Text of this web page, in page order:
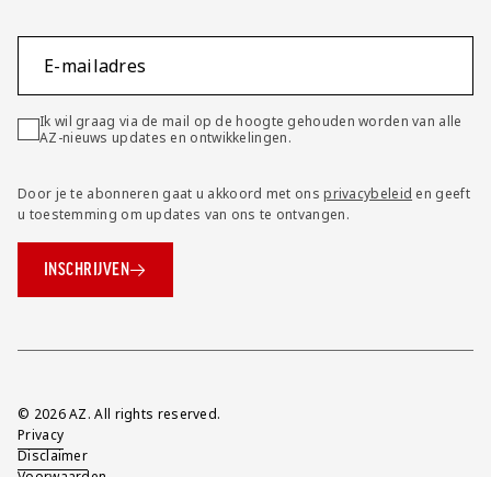
E-mailadres
Ik wil graag via de mail op de hoogte gehouden worden van alle
AZ-nieuws updates en ontwikkelingen.
Door je te abonneren gaat u akkoord met onsprivacybeleid en geeft
u toestemming om updates van ons te ontvangen.
INSCHRIJVEN
Overig
© 2026 AZ. All rights reserved.
Privacy
Disclaimer